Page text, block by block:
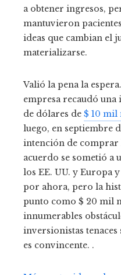
a obtener ingresos,
mantuvieron
ideas que cambian el
materializarse.
Valió la pena la
empresa recaudó
de dólares de $ 10
luego, en septiembre
intención de comprar
acuerdo se sometió a
los EE. UU. y Europa
por ahora, pero la
punto como $ 20 mil
innumerables
inversionistas
es convincente. .